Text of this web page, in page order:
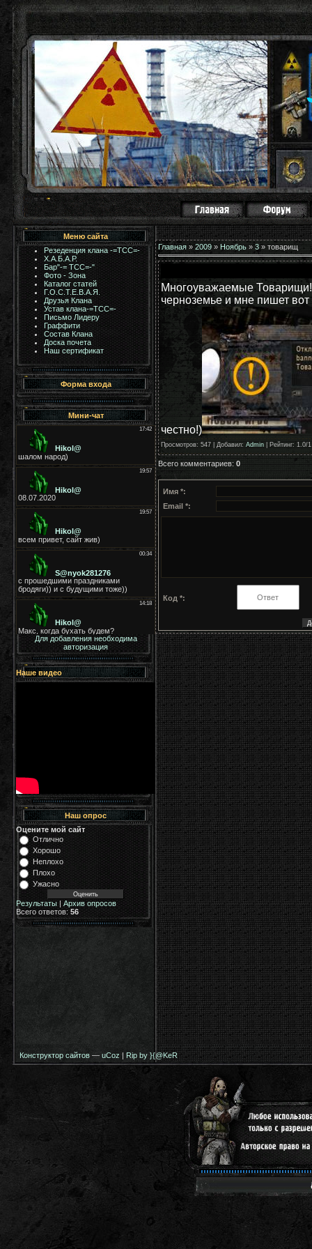
Меню сайта
Резеденция клана -=ТСС=-
Х.А.Б.А.Р.
Бар"-= TCC=-"
Фото - Зона
Каталог статей
Г.О.С.Т.Е.В.А.Я.
Друзья Клана
Устав клана-=ТСС=-
Письмо Лидеру
Граффити
Состав Клана
Доска почета
Наш сертификат
Форма входа
Мини-чат
Для добавления необходима
авторизация
Наше видео
Наш опрос
Оцените мой сайт
Отлично
Хорошо
Неплохо
Плохо
Ужасно
Результаты | Архив опросов
Всего ответов: 56
Главная » 2009 » Ноябрь » 3 » товарищ
Многоуважаемые
черноземье и мне пишет
честно!)
Просмотров: 547 | Добавил: Admin Рейтинг: 1.0/1
Всего комментариев: 0
Имя *:
Email *:
Код *:
Конструктор сайтов — uCoz | Rip by }{@KeR